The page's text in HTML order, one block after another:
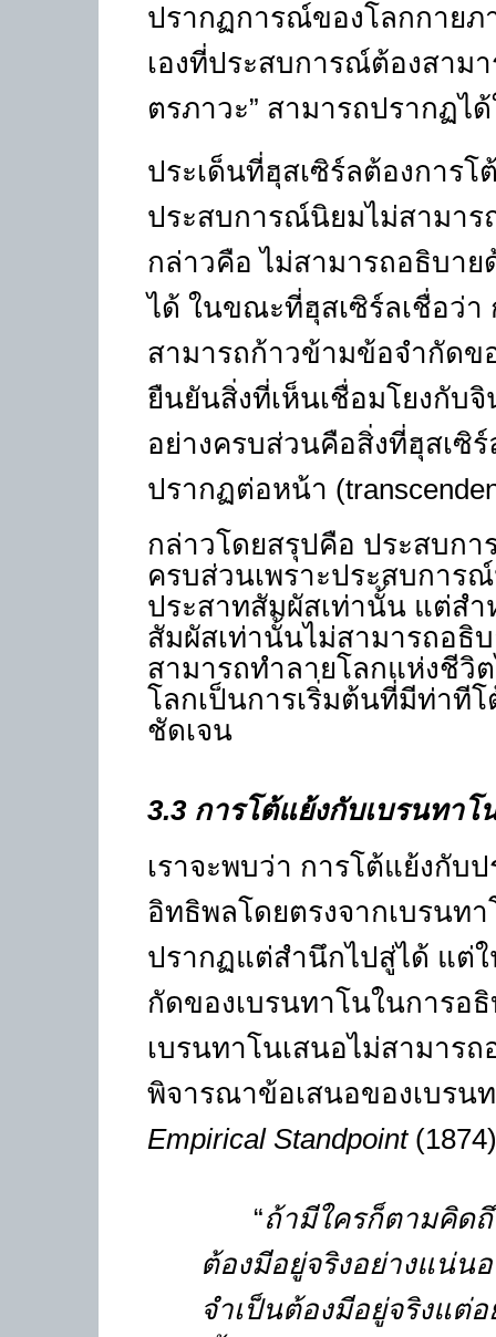
ปรากฏการณ์ของโลกกายภ
เองที่ประสบการณ์ต้องสามา
ตรภาวะ” สามารถปรากฏไ
ประเด็นที่ฮุสเซิร์ลต้องการ
ประสบการณ์นิยมไม่สามาร
กล่าวคือ ไม่สามารถอธิบาย
ได้ ในขณะที่ฮุสเซิร์ลเชื่อว่
สามารถก้าวข้ามข้อจำกัดข
ยืนยันสิ่งที่เห็นเชื่อมโยงกับ
อย่างครบส่วนคือสิ่งที่ฮุสเซิ
ปรากฏต่อหน้า
กล่าวโดยสรุปคือ ประสบก
ครบส่วนเพราะประสบการ
ประสาทสัมผัสเท่านั้น แต่สำ
สัมผัสเท่านั้นไม่สามารถอธิ
สามารถทำลายโลกแห่งชีวิ
โลกเป็นการเริ่มต้นที่มีท่าที
ชัดเจน
3.3การโต้แย้งกับเบรนทาโ
เราจะพบว่า การโต้แย้งกับ
อิทธิพลโดยตรงจากเบรนท
ปรากฏแต่สำนึกไปสู่ได้ แต่
กัดของเบรนทาโนในการอ
เบรนทาโนเสนอไม่สามาร
พิจารณาข้อเสนอของเบรน
Empirical Standpoint
“ถ้ามีใครก็ตามคิด
ต้องมีอยู่จริงอย่างแน่น
จำเป็นต้องมีอยู่จริงแต่